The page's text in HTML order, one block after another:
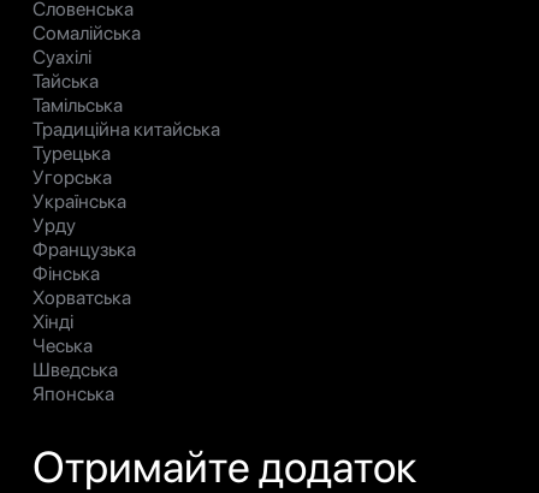
Словенська
Сомалійська
Суахілі
Тайська
Тамільська
Традиційна китайська
Турецька
Угорська
Українська
Урду
Французька
Фінська
Хорватська
Хінді
Чеська
Шведська
Японська
Отримайте додаток